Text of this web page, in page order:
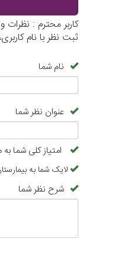
کاربر محترم :
ثبت نظر با نام
نام شما
عنوان نظر شما
امتیاز کلی شما
لایک شما به
شرح نظر شما